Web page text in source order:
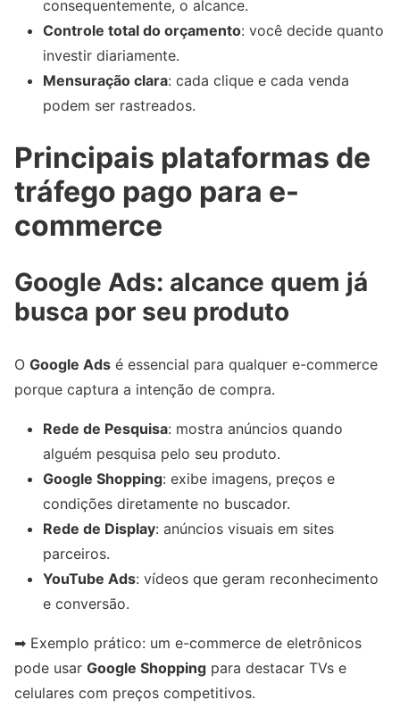
consequentemente, o alcance.
Controle total do orçamento: você decide quanto
investir diariamente.
Mensuração clara: cada clique e cada venda
podem ser rastreados.
Principais plataformas de
tráfego pago para e-
commerce
Google Ads: alcance quem já
busca por seu produto
O Google Ads é essencial para qualquer e-commerce
porque captura a intenção de compra.
Rede de Pesquisa: mostra anúncios quando
alguém pesquisa pelo seu produto.
Google Shopping: exibe imagens, preços e
condições diretamente no buscador.
Rede de Display: anúncios visuais em sites
parceiros.
YouTube Ads: vídeos que geram reconhecimento
e conversão.
➡ Exemplo prático: um e-commerce de eletrônicos
pode usar Google Shopping para destacar TVs e
celulares com preços competitivos.